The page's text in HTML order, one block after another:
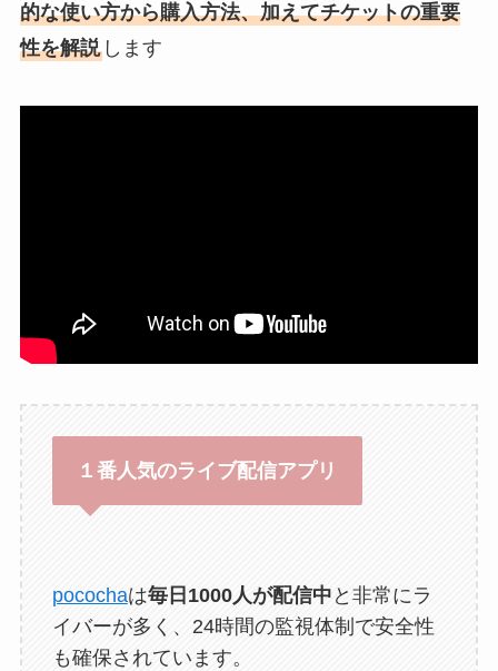
的な使い方から購入方法、加えてチケットの重要
性を解説します
１番人気のライブ配信アプリ
pocochaは毎日1000人が配信中 と非常にラ
イバーが多く、24時間の監視体制で安全性
も確保されています。